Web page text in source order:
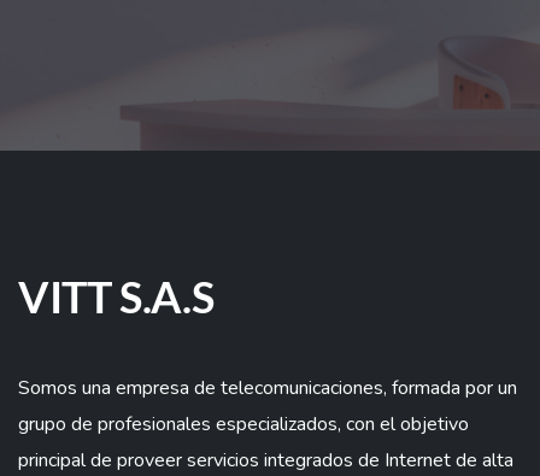
VITT S.A.S
Somos una empresa de telecomunicaciones, formada por un
grupo de profesionales especializados, con el objetivo
principal de proveer servicios integrados de Internet de alta